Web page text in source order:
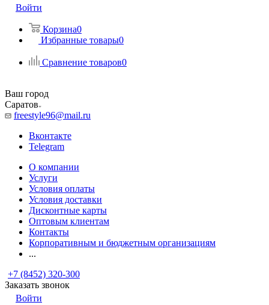
Войти
Корзина0
Избранные товары0
Сравнение товаров0
Ваш город
Саратов
freestyle96@mail.ru
Вконтакте
Telegram
О компании
Услуги
Условия оплаты
Условия доставки
Дисконтные карты
Оптовым клиентам
Контакты
Корпоративным и бюджетным организациям
...
+7 (8452) 320-300
Заказать звонок
Войти